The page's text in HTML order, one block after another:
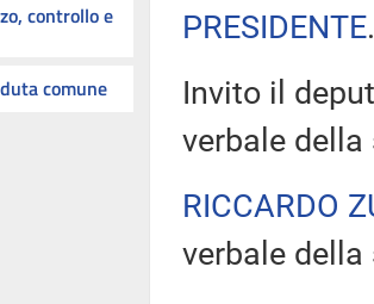
controllo e
comune
PRESIDENTE
Invito il
verbale della
RICCARDO
verbale